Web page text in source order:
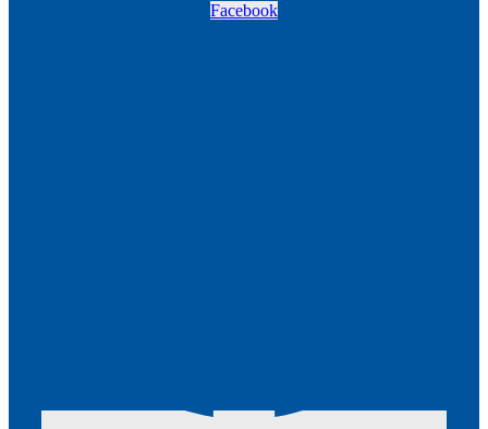
Facebook